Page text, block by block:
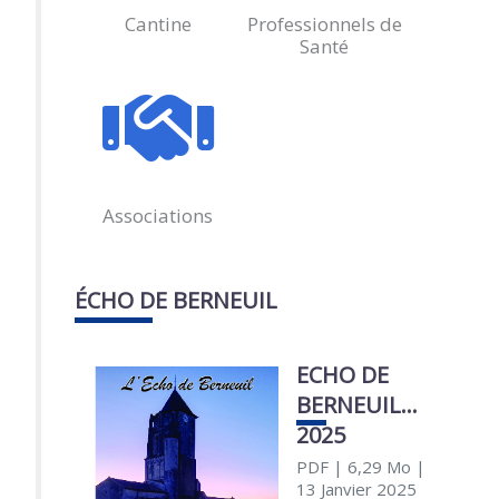
Cantine
Professionnels de
Santé
Associations
ÉCHO DE BERNEUIL
ECHO DE
BERNEUIL
2025
PDF| 6,29 Mo |
13 Janvier 2025